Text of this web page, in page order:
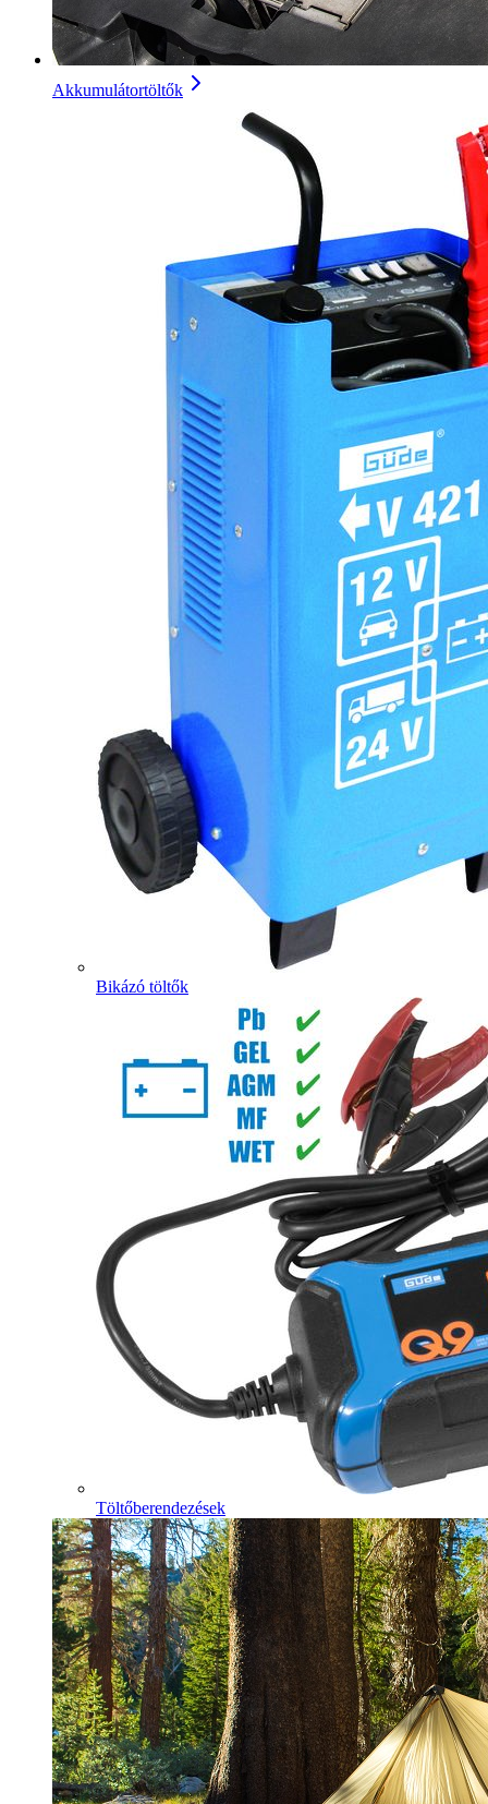
Akkumulátortöltők
Bikázó töltők
Töltőberendezések